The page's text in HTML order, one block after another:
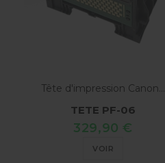
Tête d'impression Canon...
TETE PF-06
329,90 €
VOIR